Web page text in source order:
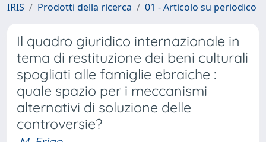
IRIS Prodotti della ricerca 01 - Articolo su periodico
Il quadro giuridico internazionale in
tema di restituzione dei beni culturali
spogliati alle famiglie ebraiche :
quale spazio per i meccanismi
alternativi di soluzione delle
controversie?